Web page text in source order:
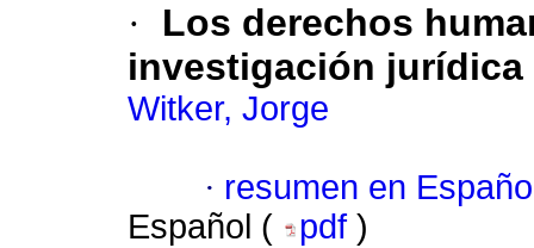
·
Los derechos
investigación jurídica
Witker, Jorge
· resumen en
Español (
pdf )